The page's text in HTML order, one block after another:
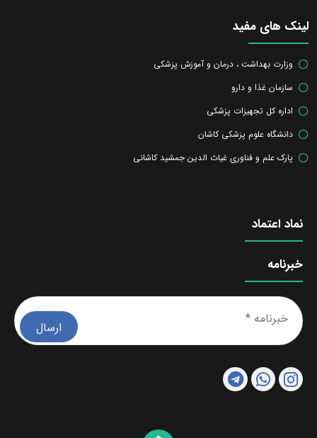
لینک های مفید
وزارت بهداشت ، درمان و آموزش پزشکی
سازمان غذا و دارو
اداره کل تجهیزات پزشکی
دانشگاه علوم پزشکی کاشان
پارک علم و فناوری غیاث الدین جمشید کاشانی
نماد اعتماد
خبرنامه
*